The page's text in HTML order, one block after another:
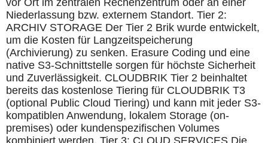
vor Ort im zentralen Rechenzentrum oder an einer
Niederlassung bzw. externem Standort. Tier 2:
ARCHIV STORAGE Der Tier 2 Brik wurde entwickelt,
um die Kosten für Langzeitspeicherung
(Archivierung) zu senken. Erasure Coding und eine
native S3-Schnittstelle sorgen für höchste Sicherheit
und Zuverlässigkeit. CLOUDBRIK Tier 2 beinhaltet
bereits das kostenlose Tiering für CLOUDBRIK T3
(optional Public Cloud Tiering) und kann mit jeder S3-
kompatiblen Anwendung, lokalem Storage (on-
premises) oder kundenspezifischen Volumes